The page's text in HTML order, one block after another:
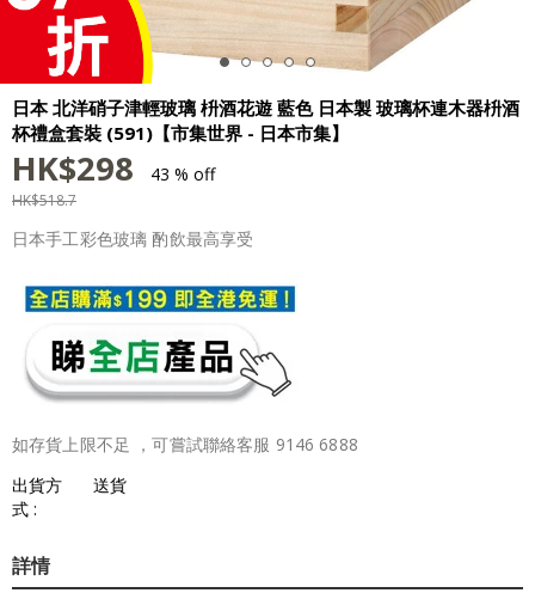
日本 北洋硝子津輕玻璃 枡酒花遊 藍色 日本製 玻璃杯連木器枡酒
杯禮盒套裝 (591)【市集世界 - 日本市集】
HK$298 43 % off
HK$518.7
日本手工彩色玻璃 酌飲最高享受
如存貨上限不足 ，可嘗試聯絡客服 9146 6888
出貨方
式 :
送貨
詳情